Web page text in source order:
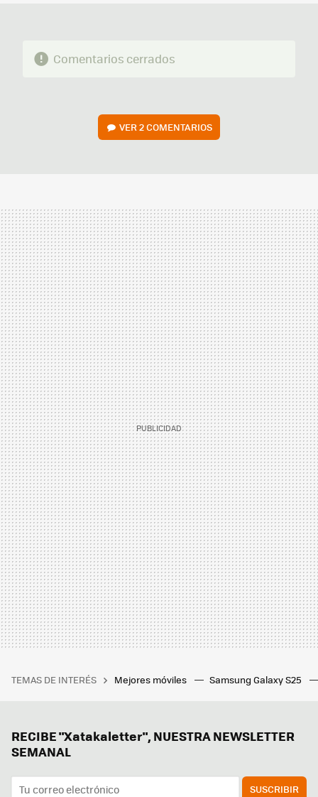
Comentarios cerrados
VER2 COMENTARIOS
TEMAS DE INTERÉS Mejores móviles Samsung Galaxy S25
RECIBE "Xatakaletter", NUESTRA NEWSLETTER
SEMANAL
SUSCRIBIR